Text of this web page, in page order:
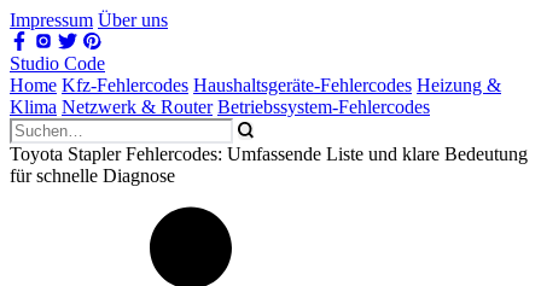
Impressum Über uns
Studio Code
Home Kfz-Fehlercodes Haushaltsgeräte-Fehlercodes Heizung &
Klima Netzwerk & Router Betriebssystem-Fehlercodes
Toyota Stapler Fehlercodes: Umfassende Liste und klare Bedeutung
für schnelle Diagnose